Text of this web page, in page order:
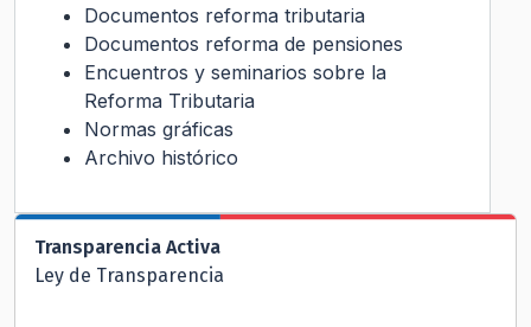
Documentos reforma tributaria
Documentos reforma de pensiones
Encuentros y seminarios sobre la
Reforma Tributaria
Normas gráficas
Archivo histórico
Transparencia Activa
Ley de Transparencia